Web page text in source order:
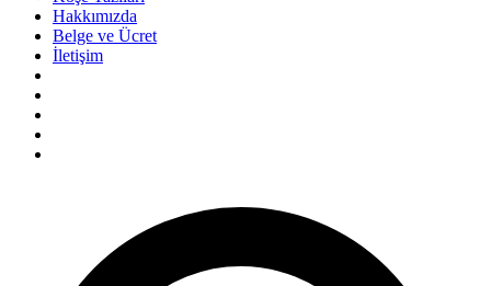
Hakkımızda
Belge ve Ücret
İletişim